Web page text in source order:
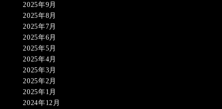
2025年9月
2025年8月
2025年7月
2025年6月
2025年5月
2025年4月
2025年3月
2025年2月
2025年1月
2024年12月